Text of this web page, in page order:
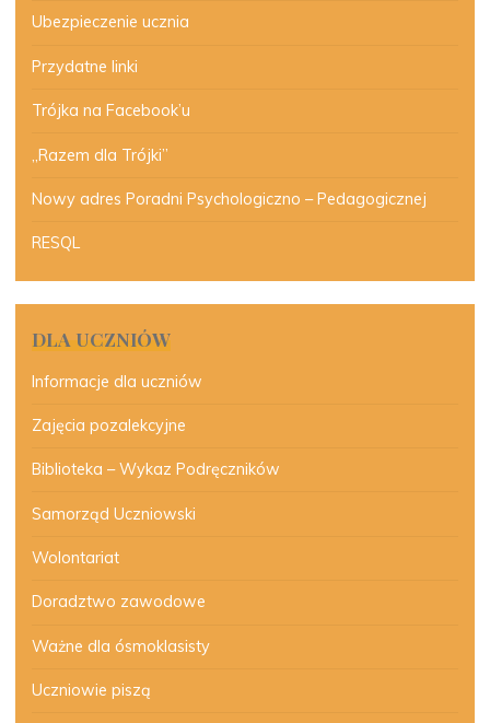
Ubezpieczenie ucznia
Przydatne linki
Trójka na Facebook’u
„Razem dla Trójki”
Nowy adres Poradni Psychologiczno – Pedagogicznej
RESQL
DLA UCZNIÓW
Informacje dla uczniów
Zajęcia pozalekcyjne
Biblioteka – Wykaz Podręczników
Samorząd Uczniowski
Wolontariat
Doradztwo zawodowe
Ważne dla ósmoklasisty
Uczniowie piszą